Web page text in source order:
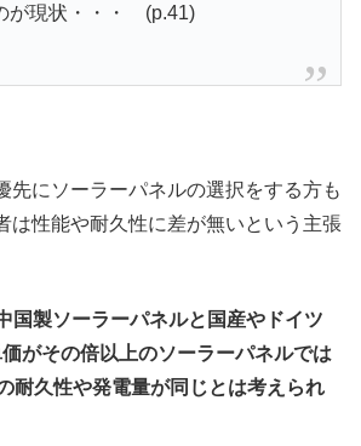
が現状・・・ (p.41)
先にソーラーパネルの選択をする方も
は性能や耐久性に差が無いという主張
国製ソーラーパネルと国産やドイツ
がその倍以上のソーラーパネルでは
耐久性や発電量が同じとは考えられ